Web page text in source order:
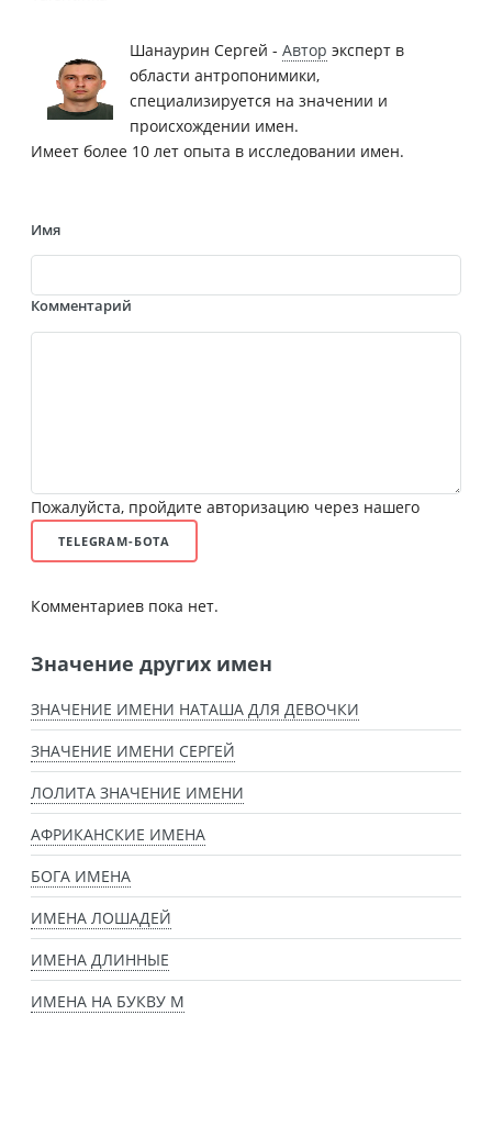
Шанаурин Сергей - Автор эксперт в
области антропонимики,
специализируется на значении и
происхождении имен.
Имеет более 10 лет опыта в исследовании имен.
Имя
Комментарий
Пожалуйста, пройдите авторизацию через нашего
TELEGRAM-БОТА
Комментариев пока нет.
Значение других имен
ЗНАЧЕНИЕ ИМЕНИ НАТАША ДЛЯ ДЕВОЧКИ
ЗНАЧЕНИЕ ИМЕНИ СЕРГЕЙ
ЛОЛИТА ЗНАЧЕНИЕ ИМЕНИ
АФРИКАНСКИЕ ИМЕНА
БОГА ИМЕНА
ИМЕНА ЛОШАДЕЙ
ИМЕНА ДЛИННЫЕ
ИМЕНА НА БУКВУ М